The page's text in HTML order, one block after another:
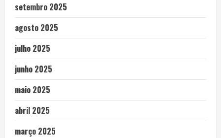
setembro 2025
agosto 2025
julho 2025
junho 2025
maio 2025
abril 2025
março 2025